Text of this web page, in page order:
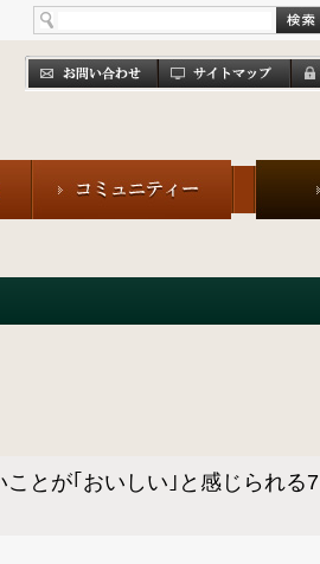
とが｢おいしい｣と感じられる7